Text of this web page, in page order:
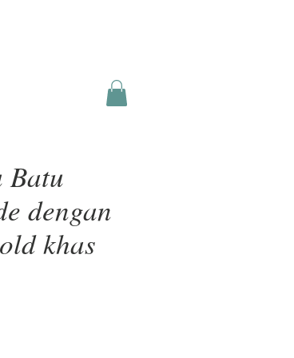
Batu
dengan
khas